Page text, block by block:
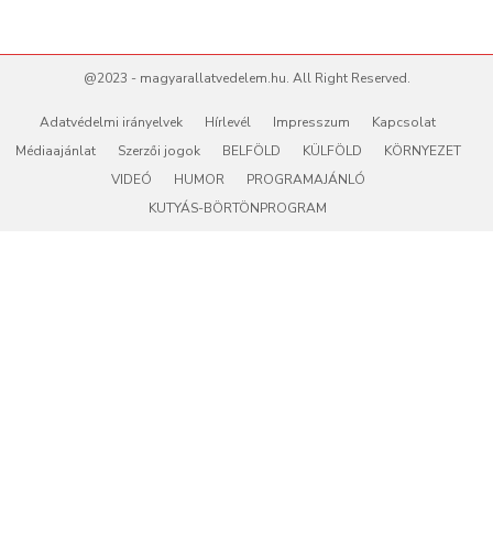
@2023 - magyarallatvedelem.hu. All Right Reserved.
Adatvédelmi irányelvek Hírlevél Impresszum
Kapcsolat
Médiaajánlat
Szerzői jogok BELFÖLD KÜLFÖLD
KÖRNYEZET
VIDEÓ
HUMOR
PROGRAMAJÁNLÓ
KUTYÁS-BÖRTÖNPROGRAM